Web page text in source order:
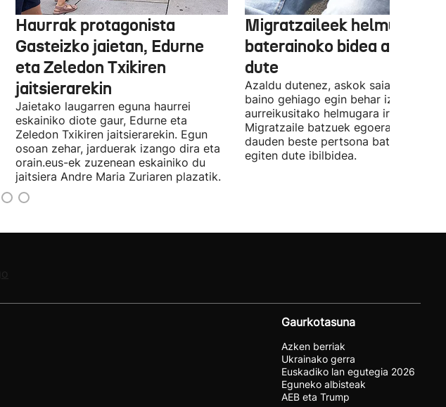
Haurrak protagonista
Gasteizko jaietan, Edurne
eta Zeledon Txikiren
jaitsierarekin
Jaietako laugarren eguna haurrei
eskainiko diote gaur, Edurne eta
Zeledon Txikiren jaitsierarekin. Egun
osoan zehar, jarduerak izango dira eta
orain.eus-ek zuzenean eskainiko du
jaitsiera Andre Maria Zuriaren plazatik.
Migratzaileek helmuga
baterainoko bidea azaldu
dute
Azaldu dutenez, askok saiakera bat
baino gehiago egin behar izan
aurreikusitako helmugara iritsi
Migratzaile batzuek egoera berean
dauden beste pertsona batzuekin
egiten dute ibilbidea.
Gaurkotasuna
Azken berriak
Ukrainako gerra
Euskadiko lan egutegia 2026
Eguneko albisteak
AEB eta Trump